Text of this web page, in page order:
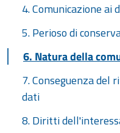
4. Comunicazione
5. Perioso di
6. Natura della
7. Conseguenza del
dati
8. Diritti